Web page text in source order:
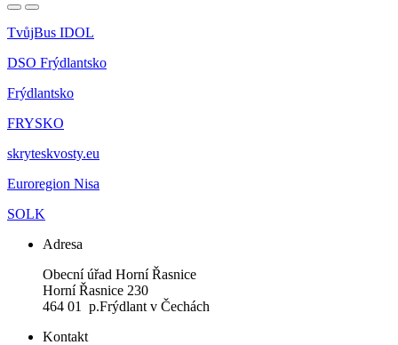
TvůjBus IDOL
DSO Frýdlantsko
Frýdlantsko
FRYSKO
skryteskvosty.eu
Euroregion Nisa
SOLK
Adresa
Obecní úřad Horní Řasnice
Horní Řasnice 230
464 01 p.Frýdlant v Čechách
Kontakt